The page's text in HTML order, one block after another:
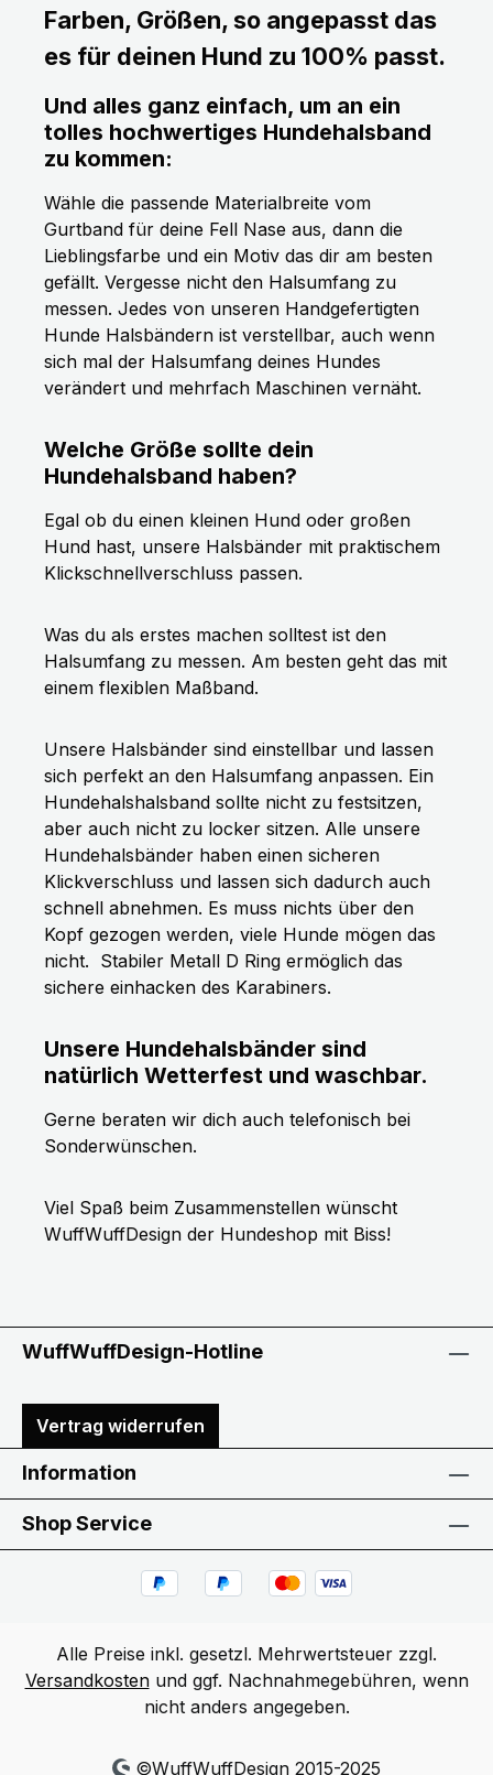
Farben, Größen, so angepasst das
es für deinen Hund zu 100% passt.
Und alles ganz einfach, um an ein
tolles hochwertiges Hundehalsband
zu kommen:
Wähle die passende Materialbreite vom
Gurtband für deine Fell Nase aus, dann die
Lieblingsfarbe und ein Motiv das dir am besten
gefällt. Vergesse nicht den Halsumfang zu
messen. Jedes von unseren Handgefertigten
Hunde Halsbändern ist verstellbar, auch wenn
sich mal der Halsumfang deines Hundes
verändert und mehrfach Maschinen vernäht.
Welche Größe sollte dein
Hundehalsband haben?
Egal ob du einen kleinen Hund oder großen
Hund hast, unsere Halsbänder mit praktischem
Klickschnellverschluss passen.
Was du als erstes machen solltest ist den
Halsumfang zu messen. Am besten geht das mit
einem flexiblen Maßband.
Unsere Halsbänder sind einstellbar und lassen
sich perfekt an den Halsumfang anpassen. Ein
Hundehalshalsband sollte nicht zu festsitzen,
aber auch nicht zu locker sitzen. Alle unsere
Hundehalsbänder haben einen sicheren
Klickverschluss und lassen sich dadurch auch
schnell abnehmen. Es muss nichts über den
Kopf gezogen werden, viele Hunde mögen das
nicht. Stabiler Metall D Ring ermöglich das
sichere einhacken des Karabiners.
Unsere Hundehalsbänder sind
natürlich Wetterfest und waschbar.
Gerne beraten wir dich auch telefonisch bei
Sonderwünschen.
Viel Spaß beim Zusammenstellen wünscht
WuffWuffDesign der Hundeshop mit Biss!
WuffWuffDesign-Hotline
Vertrag widerrufen
Information
Shop Service
Alle Preise inkl. gesetzl. Mehrwertsteuer zzgl.
Versandkostenund ggf. Nachnahmegebühren, wenn
nicht anders angegeben.
©WuffWuffDesign 2015-2025